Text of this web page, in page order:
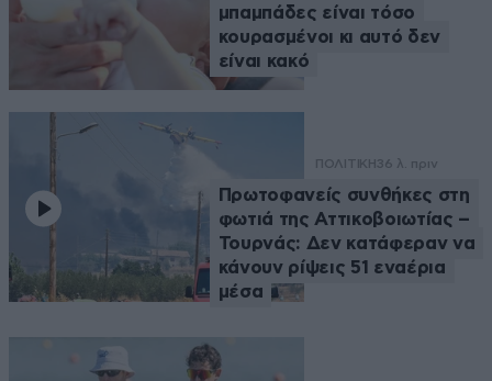
μπαμπάδες είναι τόσο
κουρασμένοι κι αυτό δεν
είναι κακό
ΠΟΛΙΤΙΚΗ36 λ. πριν
Πρωτοφανείς συνθήκες στη
φωτιά της Αττικοβοιωτίας –
Τουρνάς: Δεν κατάφεραν να
κάνουν ρίψεις 51 εναέρια
μέσα